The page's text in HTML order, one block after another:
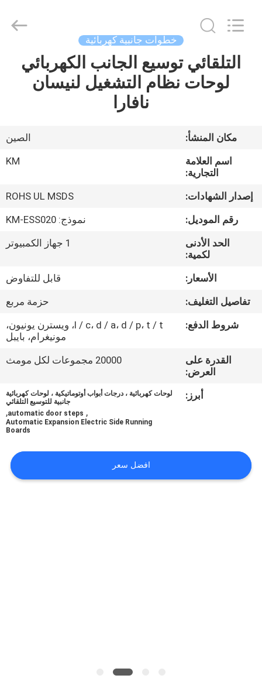
منزل،
معلومات
جولة
مراقبة
الجودة
اقتباس
Technology
خطوات جانبية كهربائية
التلقائي توسيع الجانب الكهربائي
لوحات نظام التشغيل لنيسان
نافارا
مكان المنشأ:
الصين
اسم العلامة
التجارية:
KM
إصدار الشهادات:
ROHS UL MSDS
رقم الموديل:
نموذج: KM-ESS020
الحد الأدنى
لكمية:
1 جهاز الكمبيوتر
الأسعار:
قابل للتفاوض
تفاصيل التغليف:
حزمة مربع
شروط الدفع:
l / c، d / a، d / p، t / t، ويسترن يونيون،
مونيغرام، بايبل
القدرة على
العرض:
20000 مجموعات لكل مومث
أبرز:
لوحات كهربائية ، درجات أبواب أوتوماتيكية ، لوحات كهربائية
جانبية للتوسيع التلقائي
,
automatic door steps
,
Automatic Expansion Electric Side Running
Boards
افضل سعر